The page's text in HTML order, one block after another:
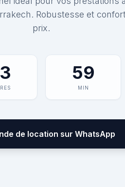
Robustesse et
prix.
59
MIN
de location sur WhatsApp